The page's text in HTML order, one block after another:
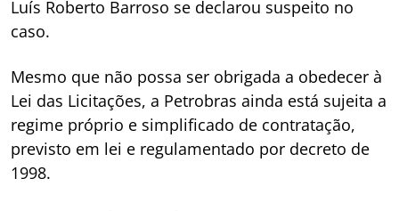
Luís Roberto Barroso se declarou suspeito no
caso.
Mesmo que não possa ser obrigada a obedecer à
Lei das Licitações, a Petrobras ainda está sujeita a
regime próprio e simplificado de contratação,
previsto em lei e regulamentado por decreto de
1998.